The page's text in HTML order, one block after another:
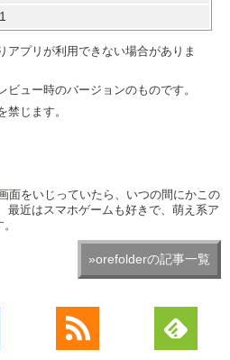
プリが利用できない場合がありま
ュー時のバージョンのものです。
じます。
面をいじっていたら、いつの間にかこの
最近はスマホゲームも好きで、萌え系ア
»orefolderの記事一覧